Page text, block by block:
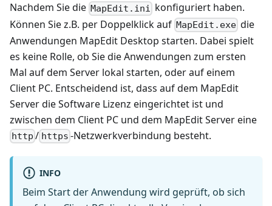
Nachdem Sie die MapEdit.ini konfiguriert haben.
Können Sie z.B. per Doppelklick auf MapEdit.exe die
Anwendungen MapEdit Desktop starten. Dabei spielt
es keine Rolle, ob Sie die Anwendungen zum ersten
Mal auf dem Server lokal starten, oder auf einem
Client PC. Entscheidend ist, dass auf dem MapEdit
Server die Software Lizenz eingerichtet ist und
zwischen dem Client PC und dem MapEdit Server eine
http / https -Netzwerkverbindung besteht.
INFO
Beim Start der Anwendung wird geprüft, ob sich